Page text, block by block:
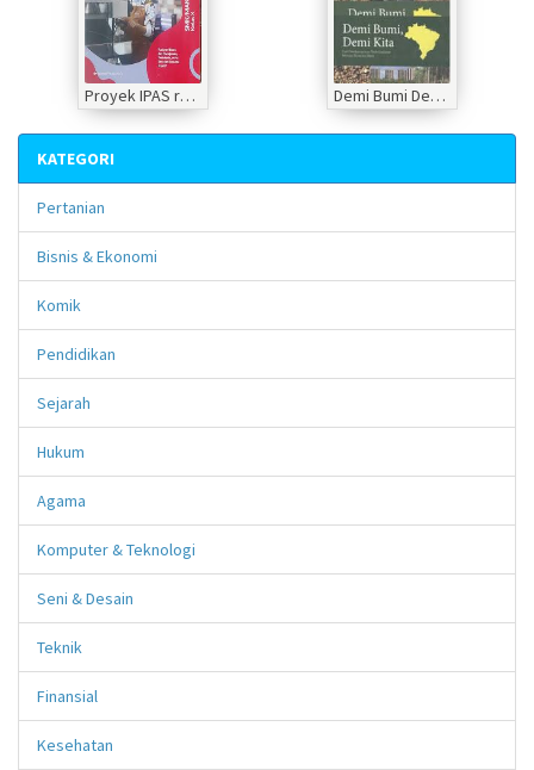
Proyek IPAS rumpun bisnis dan manajemen, pariwisata serta seni dan ekonomi kreatif (kurikulum merde Demi Bumi Demi Kita
KATEGORI
Pertanian
Bisnis & Ekonomi
Komik
Pendidikan
Sejarah
Hukum
Agama
Komputer & Teknologi
Seni & Desain
Teknik
Finansial
Kesehatan